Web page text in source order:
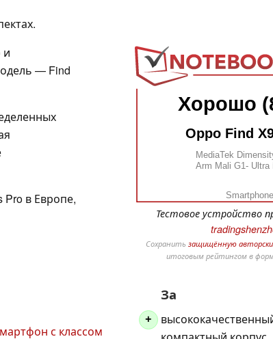
Хорошо
Oppo Find
MediaTek
Arm Mali G1- Ultra
Тестовое устройство
Сохранить защищённую
итоговым рейтингом в
и
— Find
Pro в Европе,
За
+
с классом